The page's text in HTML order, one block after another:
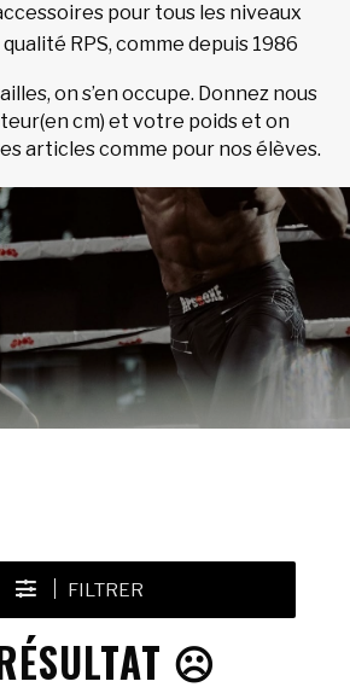
pour tous les niveaux
RPS, comme depuis 1986
on s’en occupe. Donnez nous
cm) et votre poids et on
articles comme pour nos élèves.
FILTRER
☹️